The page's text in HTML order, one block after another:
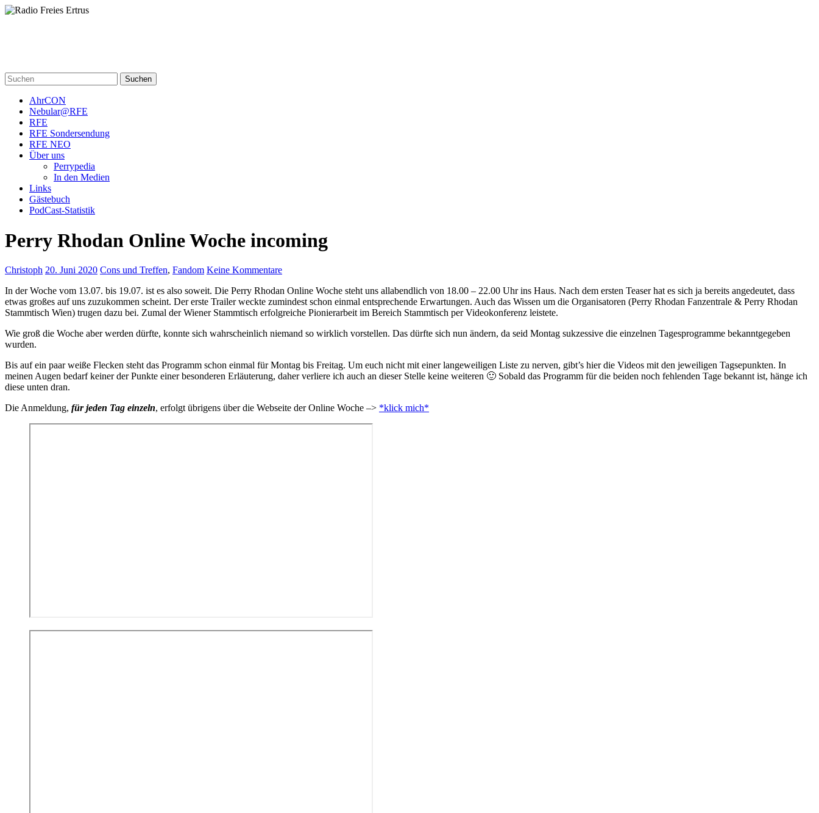
Skip
Suchen
AhrCON
Nebular@RFE
RFE
RFE Sondersendung
RFE NEO
Über uns
Perrypedia
In den Medien
Links
Gästebuch
PodCast-Statistik
Perry Rhodan Online Woche incoming
Christoph 20. Juni 2020 Cons und Treffen, Fandom Keine Kommentare
In der Woche vom 13.07. bis 19.07. ist es also soweit. Die Perry Rhodan Online Woche steht uns allabendlich von 18.00 – 22.00 Uhr ins Haus. Nach dem ersten Teaser hat es sich ja bereits angedeutet, dass
etwas großes auf uns zuzukommen scheint. Der erste Trailer weckte zumindest schon einmal entsprechende Erwartungen. Auch das Wissen um die Organisatoren (Perry Rhodan Fanzentrale & Perry Rhodan
Stammtisch Wien) trugen dazu bei. Zumal der Wiener Stammtisch erfolgreiche Pionierarbeit im Bereich Stammtisch per Videokonferenz leistete.
Wie groß die Woche aber werden dürfte, konnte sich wahrscheinlich niemand so wirklich vorstellen. Das dürfte sich nun ändern, da seid Montag sukzessive die einzelnen Tagesprogramme bekanntgegeben
wurden.
Bis auf ein paar weiße Flecken steht das Programm schon einmal für Montag bis Freitag. Um euch nicht mit einer langeweiligen Liste zu nerven, gibt’s hier die Videos mit den jeweiligen Tagsepunkten. In
meinen Augen bedarf keiner der Punkte einer besonderen Erläuterung, daher verliere ich auch an dieser Stelle keine weiteren 🙂 Sobald das Programm für die beiden noch fehlenden Tage bekannt ist, hänge ich
diese unten dran.
Die Anmeldung, für jeden Tag einzeln, erfolgt übrigens über die Webseite der Online Woche –> *klick mich*